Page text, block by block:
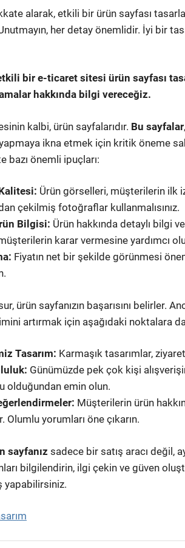
alarak, etkili bir ürün sayfası
her detay önemlidir. İyi bir
bir e-ticaret sitesi ürün sayfası
hakkında bilgi vereceğiz.
kalbi, ürün sayfalarıdır. Bu sayfalar
ikna etmek için kritik öneme
bazı önemli ipuçları:
Ürün görselleri, müşterilerin ilk
çekilmiş fotoğraflar kullanmalısınız.
Bilgisi: Ürün hakkında detaylı bilgi
karar vermesine yardımcı
Fiyatın net bir şekilde görünmesi
ürün sayfanızın başarısını belirler.
artırmak için aşağıdaki noktalara
Tasarım: Karmaşık tasarımlar,
Günümüzde pek çok kişi
olduğundan emin olun.
Müşterilerin ürün
Olumlu yorumları öne çıkarın.
sayfanız sadece bir satış aracı değil,
bilgilendirin, ilgi çekin ve güven
yapabilirsiniz.